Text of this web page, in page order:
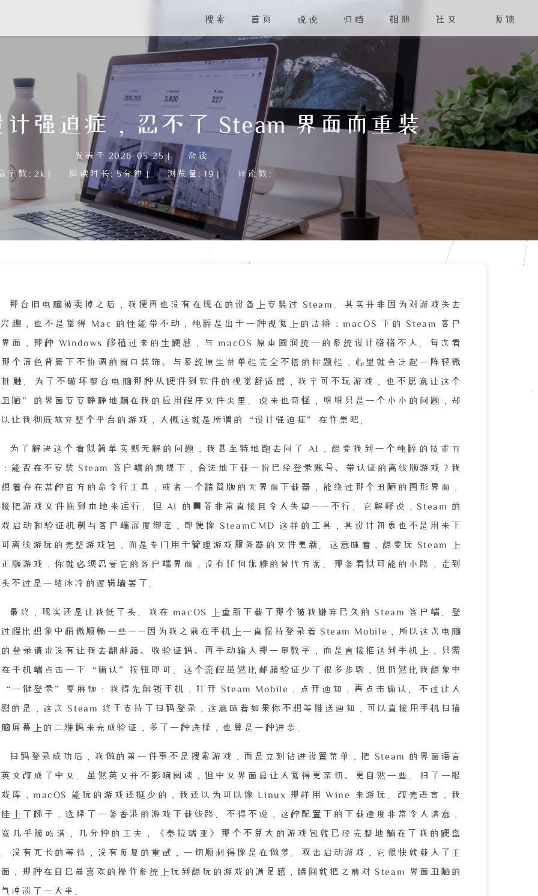
搜索 首页 说说 归档 相册 社交 反馈
计强迫症，忍不了 Steam 界面而重装
发表于 2026-05-25 |
杂谈
字数: 2k | 阅读时长: 5分钟 | 浏览量: 19 | 评论数:
那台旧电脑被卖掉之后，我便再也没有在现在的设备上安装过 Steam。其实并非因为对游戏失去
趣，也不是觉得 Mac 的性能带不动，纯粹是出于一种视觉上的洁癖：macOS 下的 Steam 客户
面，那种 Windows 移植过来的生硬感，与 macOS 原本圆润统一的系统设计格格不入。每次看
个深色背景下不协调的窗口装饰、与系统原生菜单栏完全不搭的标题栏，心里就会泛起一阵轻微
触。为了不破坏整台电脑那种从硬件到软件的视觉舒适感，我宁可不玩游戏，也不愿意让这个
陋”的界面安安静静地躺在我的应用程序文件夹里。说来也奇怪，明明只是一个小小的问题，却
让我彻底放弃整个平台的游戏，大概这就是所谓的“设计强迫症”在作祟吧。
为了解决这个看似简单实则无解的问题，我甚至特地跑去问了 AI，想要找到一个纯粹的技术方
能否在不安装 Steam 客户端的前提下，合法地下载一份已经登录账号、带认证的离线版游戏？我
着存在某种官方的命令行工具，或者一个精简版的无界面下载器，能绕过那个丑陋的图形界面，
把游戏文件拖到本地来运行。但 AI 的回答非常直接且令人失望——不行。它解释说，Steam 的
启动和验证机制与客户端深度绑定，即便像 SteamCMD 这样的工具，其设计初衷也不是用来下
离线游玩的完整游戏包，而是专门用于管理游戏服务器的文件更新。这意味着，想要玩 Steam 上
版游戏，你就必须忍受它的客户端界面，没有任何优雅的替代方案。那条看似可能的小路，走到
不过是一堵冰冷的逻辑墙罢了。
最终，现实还是让我低了头。我在 macOS 上重新下载了那个被我嫌弃已久的 Steam 客户端。登
程比想象中稍微顺畅一些——因为我之前在手机上一直保持登录着 Steam Mobile，所以这次电脑
登录请求没有让我去翻邮箱、收验证码、再手动输入那一串数字，而是直接推送到手机上，只需
手机端点击一下“确认”按钮即可。这个流程虽然比邮箱验证少了很多步骤，但仍然比我想象中
一键登录”要麻烦：我得先解锁手机，打开 Steam Mobile，点开通知，再点击确认。不过让人
的是，这次 Steam 终于支持了扫码登录，这意味着如果你不想等推送通知，可以直接用手机扫描
屏幕上的二维码来完成验证，多了一种选择，也算是一种进步。
扫码登录成功后，我做的第一件事不是搜索游戏，而是立刻钻进设置菜单，把 Steam 的界面语言
文改成了中文。虽然英文并不影响阅读，但中文界面总让人觉得更亲切、更自然一些。扫了一眼
库，macOS 能玩的游戏还挺少的，我还以为可以像 Linux 那样用 Wine 来游玩。改完语言，我
上了梯子，选择了一条香港的游戏下载线路。不得不说，这种配置下的下载速度非常令人满意，
几乎被吃满，几分钟的工夫，《泰拉瑞亚》那个不算大的游戏包就已经完整地躺在了我的硬盘
没有冗长的等待，没有反复的重试，一切顺利得像是在做梦。双击启动游戏，它很快就载入了主
，那种在自己最喜欢的操作系统上玩到想玩的游戏的满足感，瞬间就把之前对 Steam 界面丑陋的
冲淡了一大半。